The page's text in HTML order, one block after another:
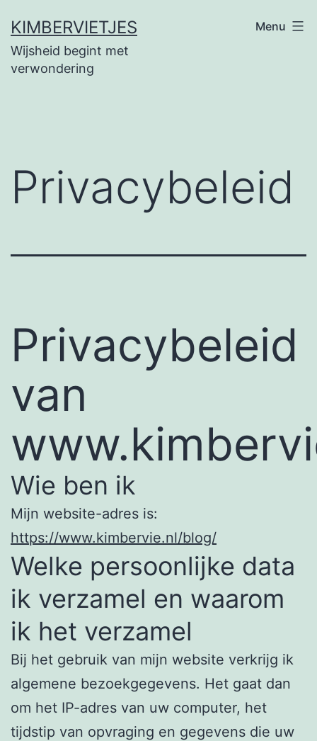
naar
de
KIMBERVIETJES
Wijsheid begint met
verwondering
Menu
Privacybeleid
Privacybeleid
van
Wie ben ik
Mijn website-adres is:
https://www.kimbervie.nl/blog/
Welke persoonlijke data
ik verzamel en waarom
ik het verzamel
Bij het gebruik van mijn website verkrijg ik
algemene bezoekgegevens. Het gaat dan
om het IP-adres van uw computer, het
tijdstip van opvraging en gegevens die uw